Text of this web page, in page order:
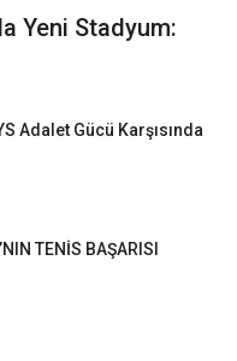
Yeni Stadyum:
Adalet Gücü Karşısında
TENİS BAŞARISI